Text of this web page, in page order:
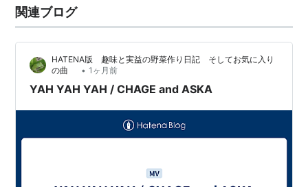
関連ブログ
HATENA版 趣味と実益の野菜作り日記 そしてお気に入り
の曲
• 1ヶ月前
YAH YAH YAH / CHAGE and ASKA